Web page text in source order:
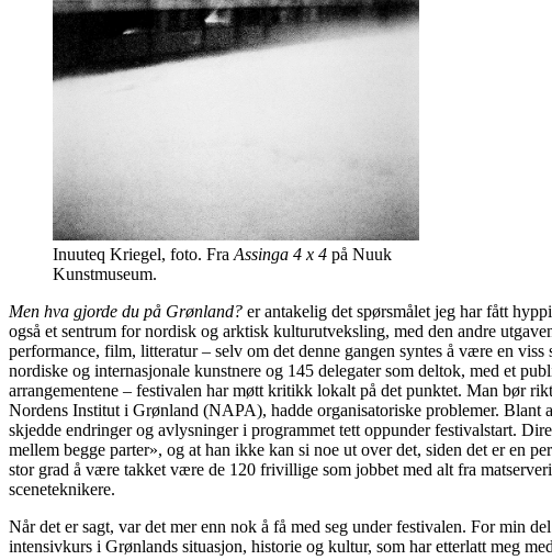
Inuuteq Kriegel, foto. Fra Assinga 4 x 4 på Nuuk
Kunstmuseum.
Men hva gjorde du på Grønland? er antakelig det spørsmålet jeg har fått
også et sentrum for nordisk og arktisk kulturutveksling, med den andre
performance, film, litteratur – selv om det denne gangen syntes å være en
nordiske og internasjonale kunstnere og 145 delegater som deltok, med et
arrangementene – festivalen har møtt kritikk lokalt på det punktet. Man bør
Nordens Institut i Grønland (NAPA), hadde organisatoriske problemer. Blant
skjedde endringer og avlysninger i programmet tett oppunder festivalstart.
mellem begge parter», og at han ikke kan si noe ut over det, siden det er en
stor grad å være takket være de 120 frivillige som jobbet med alt fra
sceneteknikere.
Når det er sagt, var det mer enn nok å få med seg under festivalen. For min
intensivkurs i Grønlands situasjon, historie og kultur, som har etterlatt meg